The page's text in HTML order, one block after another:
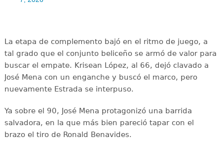
La etapa de complemento bajó en el ritmo de juego, a
tal grado que el conjunto beliceño se armó de valor para
buscar el empate. Krisean López, al 66, dejó clavado a
José Mena con un enganche y buscó el marco, pero
nuevamente Estrada se interpuso.
Ya sobre el 90, José Mena protagonizó una barrida
salvadora, en la que más bien pareció tapar con el
brazo el tiro de Ronald Benavides.